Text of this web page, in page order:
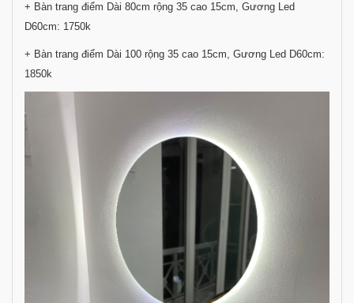
+ Bàn trang điểm Dài 80cm rộng 35 cao 15cm, Gương Led
D60cm: 1750k
+ Bàn trang điểm Dài 100 rộng 35 cao 15cm, Gương Led D60cm:
1850k